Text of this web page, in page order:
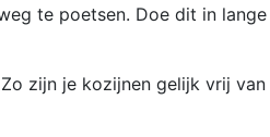
te poetsen. Doe dit in lange
zijn je kozijnen gelijk vrij